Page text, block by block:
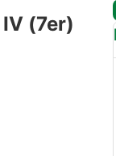
(7er)